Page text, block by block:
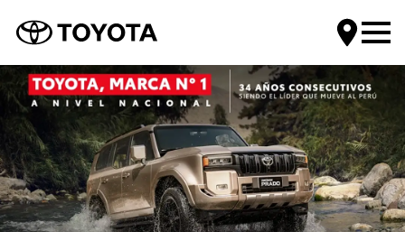
Encuentra tu Toyota
Compra tu Toyota
Servicios Toyota